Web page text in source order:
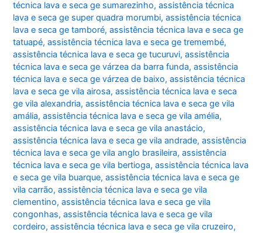
técnica lava e seca ge sumarezinho,assistência técnica
lava e seca ge super quadra morumbi,assistência técnica
lava e seca ge tamboré,assistência técnica lava e seca ge
tatuapé,assistência técnica lava e seca ge tremembé,
assistência técnica lava e seca ge tucuruvi,assistência
técnica lava e seca ge várzea da barra funda,assistência
técnica lava e seca ge várzea de baixo,assistência técnica
lava e seca ge vila airosa,assistência técnica lava e seca
ge vila alexandria,assistência técnica lava e seca ge vila
amália,assistência técnica lava e seca ge vila amélia,
assistência técnica lava e seca ge vila anastácio,
assistência técnica lava e seca ge vila andrade,assistência
técnica lava e seca ge vila anglo brasileira,assistência
técnica lava e seca ge vila bertioga,assistência técnica lava
e seca ge vila buarque,assistência técnica lava e seca ge
vila carrão,assistência técnica lava e seca ge vila
clementino,assistência técnica lava e seca ge vila
congonhas,assistência técnica lava e seca ge vila
cordeiro,assistência técnica lava e seca ge vila cruzeiro,